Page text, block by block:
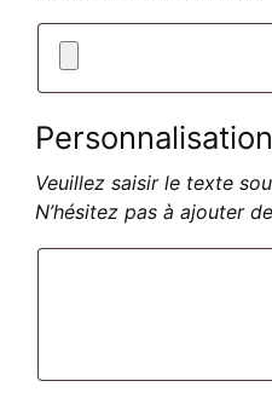
Personnalisation
Veuillez saisir le texte
N’hésitez pas à ajouter